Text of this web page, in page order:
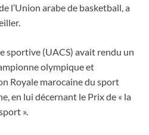
l’Union arabe de basketball, a
sportive (UACS) avait rendu un
olympique et
Royale marocaine du sport
en lui décernant le Prix de « la
».